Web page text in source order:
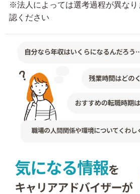
※法人によっては選考過程が異なり
認ください